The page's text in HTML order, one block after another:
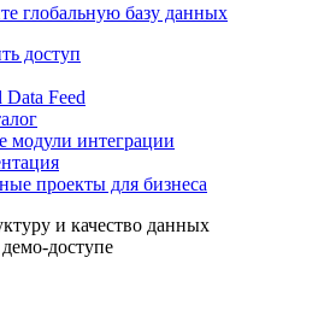
глобальную базу данных
доступ
Data Feed
модули интеграции
проекты для бизнеса
и качество данных
доступе